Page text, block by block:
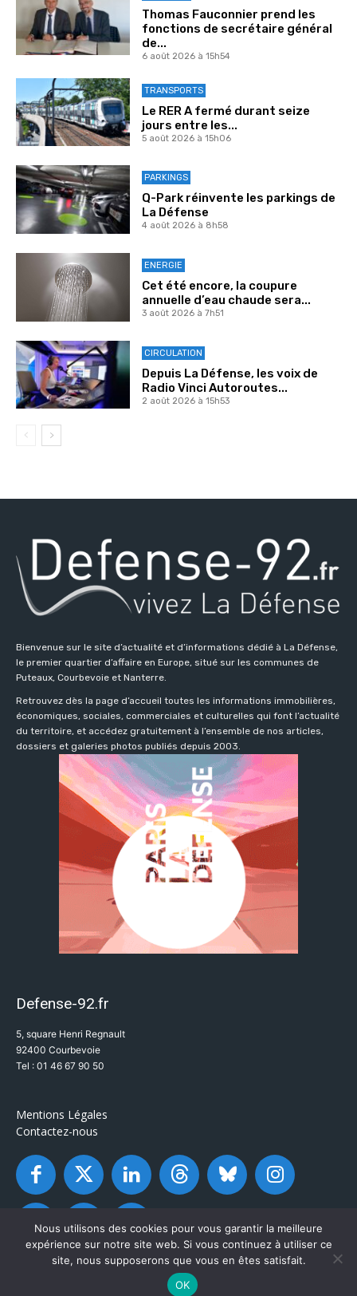
Thomas Fauconnier prend les
fonctions de secrétaire général
de...
6 août 2026 à 15h54
TRANSPORTS
Le RER A fermé durant seize
jours entre les...
5 août 2026 à 15h06
PARKINGS
Q-Park réinvente les parkings de
La Défense
4 août 2026 à 8h58
ENERGIE
Cet été encore, la coupure
annuelle d’eau chaude sera...
3 août 2026 à 7h51
CIRCULATION
Depuis La Défense, les voix de
Radio Vinci Autoroutes...
2 août 2026 à 15h53
Bienvenue sur le site d’actualité et d’informations dédié à La Défense,
le premier quartier d’affaire en Europe, situé sur les communes de
Puteaux, Courbevoie et Nanterre.
Retrouvez dès la page d’accueil toutes les informations immobilières,
économiques, sociales, commerciales et culturelles qui font l’actualité
du territoire, et accédez gratuitement à l’ensemble de nos articles,
dossiers et galeries photos publiés depuis 2003.
Defense-92.fr
5, square Henri Regnault
92400 Courbevoie
Tel : 01 46 67 90 50
Mentions Légales
Contactez-nous
© Defense-92.fr - Tous droits réservés 2003 / 2026
Nous utilisons des cookies pour vous garantir la meilleure
expérience sur notre site web. Si vous continuez à utiliser ce
site, nous supposerons que vous en êtes satisfait.
OK